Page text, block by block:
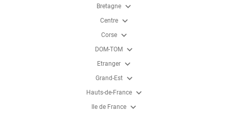
Bretagne expand_more
Centre expand_more
Corse expand_more
DOM-TOM expand_more
Etranger expand_more
Grand-Est expand_more
Hauts-de-France expand_more
Ile de France expand_more